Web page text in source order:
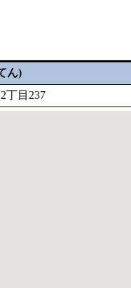
ん)
丁目237